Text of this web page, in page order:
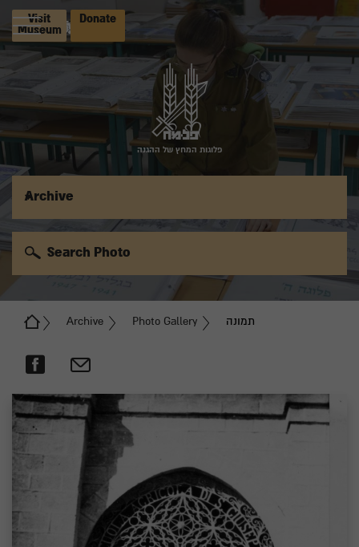
Visit
Museum
Donate
פלוגות המחץ של ההגנה
Archive Photo Gallery תמונה
Archive
Search Photo